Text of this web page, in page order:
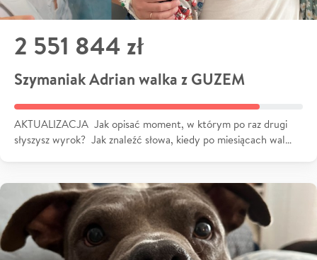
2 551 844 zł
Szymaniak Adrian walka z GUZEM
AKTUALIZACJA Jak opisać moment, w którym po raz drugi
słyszysz wyrok? Jak znaleźć słowa, kiedy po miesiącach wal…